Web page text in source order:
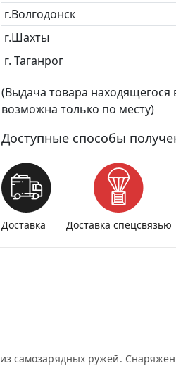
г.Волгодонск
г.Шахты
г. Таганрог
(Выдача товара находящегося
возможна только по месту)
Доступные способы
Доставка Доставка спецсвязью
самозарядных ружей.